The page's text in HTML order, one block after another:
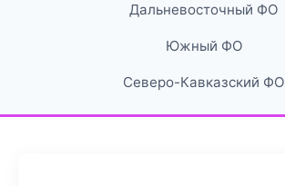
Дальневосточный ФО
Южный ФО
Северо-Кавказский ФО